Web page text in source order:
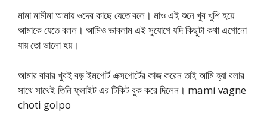
মামা মামীমা আমায় ওদের কাছে যেতে বলে। মাও এই শুনে খুব খুশি হয়ে
আমাকে যেতে বলল। আমিও ভাবলাম এই সুযোগে যদি কিছুটা কথা এগোনো
যায় তো ভালো হয়।
আমার বাবার খুবই বড় ইমপোর্ট এক্সপোর্টের কাজ করেন তাই আমি হ্যা বলার
সাথে সাথেই তিনি ফ্লাইট এর টিকিট বুক করে দিলেন। mami vagne
choti golpo